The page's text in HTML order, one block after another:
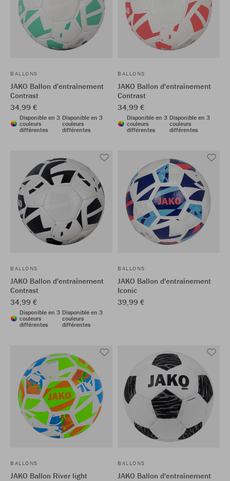
BALLONS
JAKO Ballon d'entraînement
Contrast
34,99 €
Disponible en 3
couleurs
différentes
Disponible en 3
couleurs
différentes
BALLONS
JAKO Ballon d'entraînement
Contrast
34,99 €
Disponible en 3
couleurs
différentes
Disponible en 3
couleurs
différentes
BALLONS
JAKO Ballon d'entraînement
Contrast
34,99 €
Disponible en 3
couleurs
différentes
Disponible en 3
couleurs
différentes
BALLONS
JAKO Ballon d'entraînement
Iconic
39,99 €
BALLONS
JAKO Ballon River light
BALLONS
JAKO Ballon d'entraînement